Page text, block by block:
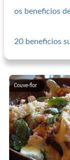
os beneficios
20 beneficios
Couve-flor